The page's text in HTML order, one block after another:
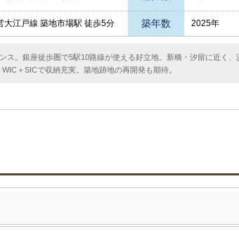
大江戸線 築地市場駅 徒歩5分 築年数 2025年
ス。銀座徒歩圏で5駅10路線が使える好立地。新橋・汐留に近く
＋SICで収納充実。築地跡地の再開発も期待。